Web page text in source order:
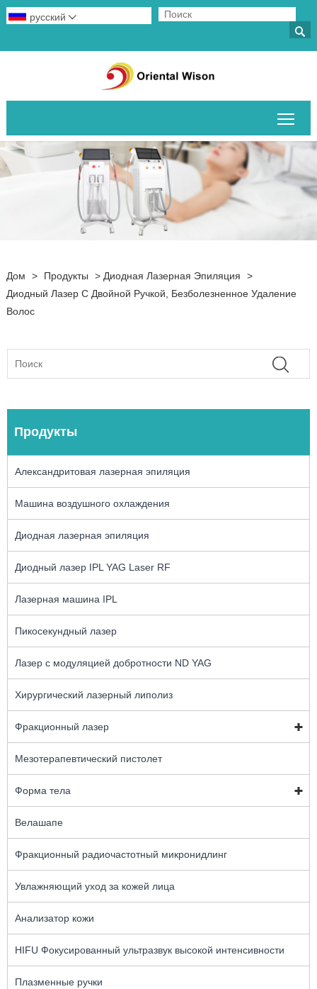

русский 
Дом > Продукты > Диодная Лазерная Эпиляция
>
Диодный Лазер С Двойной Ручкой, Безболезненное Удаление
Волос
Продукты
Александритовая лазерная эпиляция
Машина воздушного охлаждения
Диодная лазерная эпиляция
Диодный лазер IPL YAG Laser RF
Лазерная машина IPL
Пикосекундный лазер
Лазер с модуляцией добротности ND YAG
Хирургический лазерный липолиз
Фракционный лазер
Мезотерапевтический пистолет
Форма тела
Велашапе
Фракционный радиочастотный микронидлинг
Увлажняющий уход за кожей лица
Анализатор кожи
HIFU Фокусированный ультразвук высокой интенсивности
Плазменные ручки